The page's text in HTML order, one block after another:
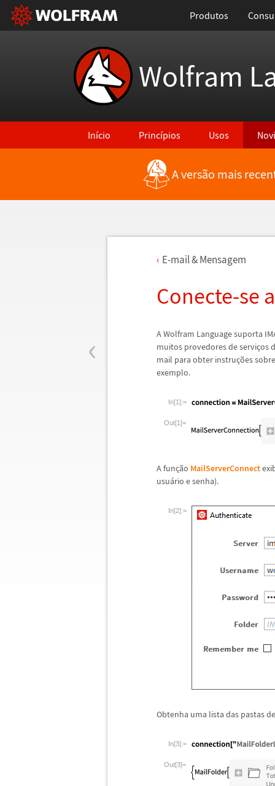
Produtos
Wolfram
Início Princípios Usos
A versão mais
‹
E-mail & Mensagem
Conecte-se
A Wolfram Language suporta
muitos provedores de serviços
mail para obter instruções
exemplo.
In[1]:=
Out[1]=
A função MailServerConnect
usuário e senha).
In[2]:=
Obtenha uma lista das pastas
In[3]:=
Out[3]=